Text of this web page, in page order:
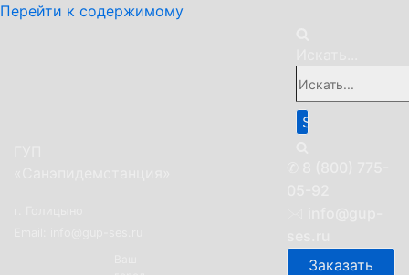
Перейти к содержимому
Заказать